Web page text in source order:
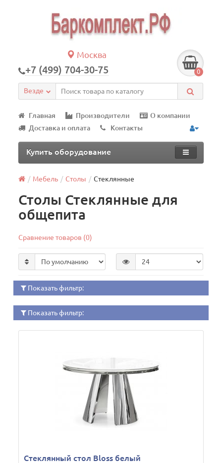
Москва
+7 (499) 704-30-75 0
Везде
Главная Производители
О компании
Доставка и оплата
Контакты
Купить оборудование
Мебель Столы Стеклянные
Столы Стеклянные для
общепита
Сравнение товаров (0)
Показать фильтр:
Показать фильтр:
Стеклянный стол Bloss белый